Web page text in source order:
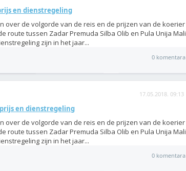
en dienstregeling
over de volgorde van de reis en de prijzen van de koerier
route tussen Zadar Premuda Silba Olib en Pula Unija Mali
zijn in het jaar...
0 komentara
17.05.2018. 09:13
en dienstregeling
over de volgorde van de reis en de prijzen van de koerier
route tussen Zadar Premuda Silba Olib en Pula Unija Mali
zijn in het jaar...
0 komentara